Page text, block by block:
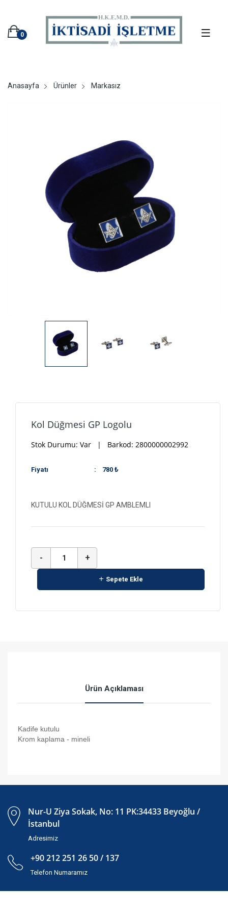
0
Anasayfa Ürünler Markasız
Kol Düğmesi GP Logolu
Stok Durumu: Var | Barkod: 2800000002992
Fiyatı : 780 ₺
KUTULU KOL DÜĞMESİ GP AMBLEMLI
- +
Sepete Ekle
Ürün Açıklaması
Kadife kutulu
Krom kaplama - mineli
Nur-U Ziya Sokak, No: 11 PK:34433 Beyoğlu /
İstanbul
Adresimiz
+90 212 251 26 50 / 137
Telefon Numaramız